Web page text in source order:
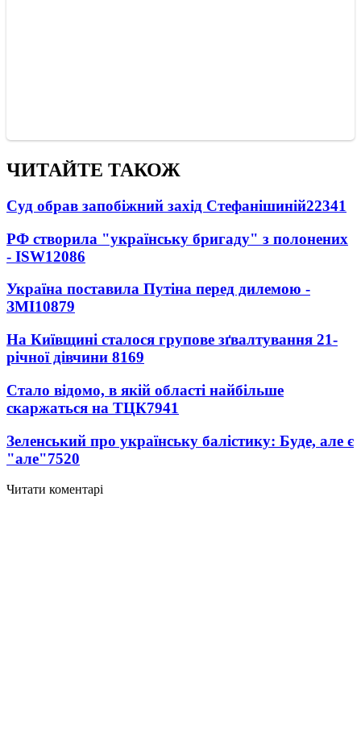
ЧИТАЙТЕ ТАКОЖ
Суд обрав запобіжний захід Стефанішиній22341
РФ створила "українську бригаду" з полонених
- ISW12086
Україна поставила Путіна перед дилемою -
ЗМІ10879
На Київщині сталося групове зґвалтування 21-
річної дівчини 8169
Стало відомо, в якій області найбільше
скаржаться на ТЦК7941
Зеленський про українську балістику: Буде, але є
"але"7520
Читати коментарі